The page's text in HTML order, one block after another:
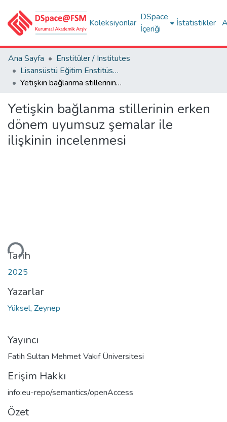
Koleksiyonlar
DSpace
İçeriği
İstatistikler
Ana Sayfa
Enstitüler / Institutes
Lisansüstü Eğitim Enstitüsü Tez Koleksiyonu
Yetişkin bağlanma stillerinin erken dönem uyumsuz şemalar ile ilişkinin incelenmesi
Yetişkin bağlanma stillerinin erken
dönem uyumsuz şemalar ile
ilişkinin incelenmesi
Tarih
2025
Yazarlar
Yüksel, Zeynep
Yayıncı
Fatih Sultan Mehmet Vakıf Üniversitesi
Erişim Hakkı
info:eu-repo/semantics/openAccess
Özet